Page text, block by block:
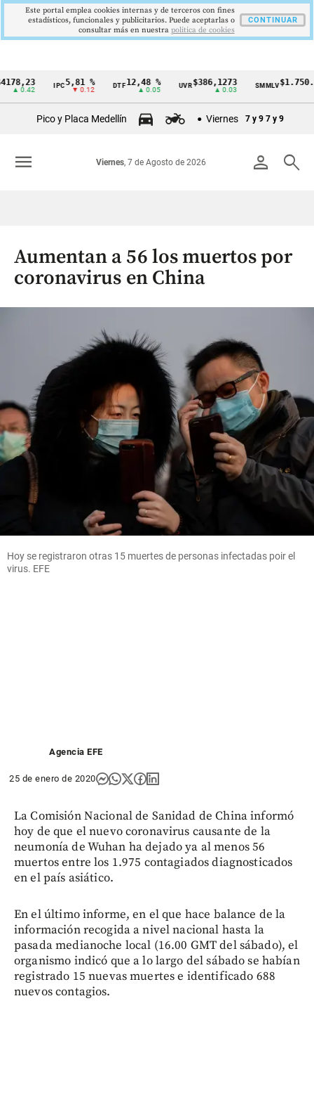
Cintillo
Colombia
IPC 5,81 %
▼ 0.12
DTF 12,48 %
▲ 0.05
UVR $386,1273
▲ 0.03
SMMLV$1.750.905
Pico y Placa Medellín Viernes 7 y 9 7 y 9
person search
Viernes, 7 de Agosto de 2026
menu
Aumentan a 56 los muertos por
coronavirus en China
Hoy se registraron otras 15 muertes de personas infectadas poir el
virus. EFE
Agencia EFE
25 de enero de 2020
La Comisión Nacional de Sanidad de China informó
hoy de que el nuevo coronavirus causante de la
neumonía de Wuhan ha dejado ya al menos 56
muertos entre los 1.975 contagiados diagnosticados
en el país asiático.
En el último informe, en el que hace balance de la
información recogida a nivel nacional hasta la
pasada medianoche local (16.00 GMT del sábado), el
organismo indicó que a lo largo del sábado se habían
registrado 15 nuevas muertes e identificado 688
nuevos contagios.
Este portal emplea cookies internas y de terceros con fines
estadísticos, funcionales y publicitarios. Puede aceptarlas o
consultar más en nuestra politica de cookies
CONTINUAR